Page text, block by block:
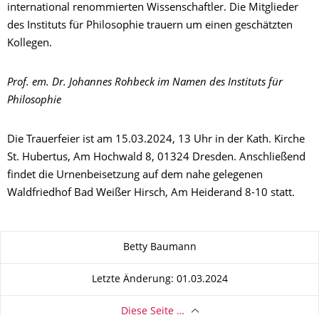
international renommierten Wissenschaftler. Die Mitglieder
des Instituts für Philosophie trauern um einen geschätzten
Kollegen.
Prof. em. Dr. Johannes Rohbeck im Namen des Instituts für
Philosophie
Die Trauerfeier ist am 15.03.2024, 13 Uhr in der Kath. Kirche
St. Hubertus, Am Hochwald 8, 01324 Dresden. Anschließend
findet die Urnenbeisetzung auf dem nahe gelegenen
Waldfriedhof Bad Weißer Hirsch, Am Heiderand 8-10 statt.
Betty Baumann
Letzte Änderung: 01.03.2024
Diese Seite …